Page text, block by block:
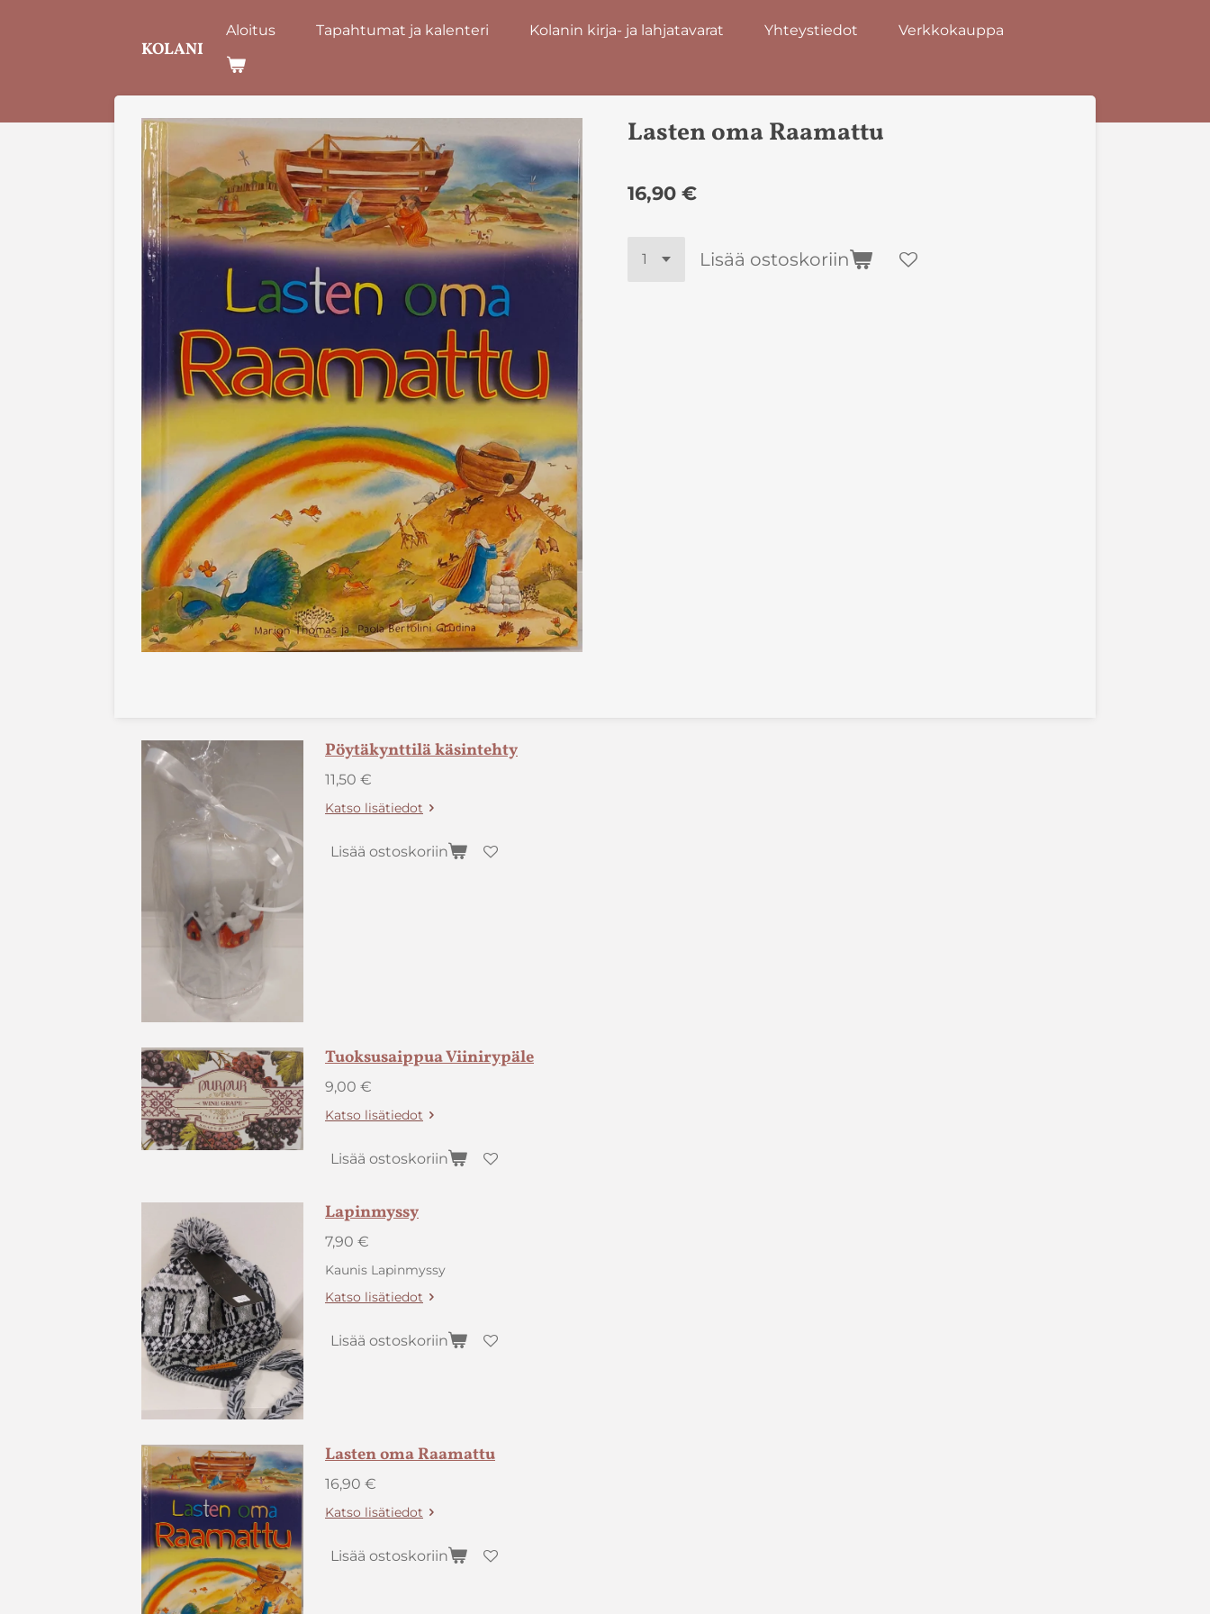
KOLANI
Aloitus Tapahtumat ja kalenteri Kolanin kirja- ja lahjatavarat Yhteystiedot Verkkokauppa
Lasten oma Raamattu
16,90 €
Lisää ostoskoriin
Pöytäkynttilä käsintehty
11,50 €
Katso lisätiedot
Lisää ostoskoriin
Tuoksusaippua Viinirypäle
9,00 €
Katso lisätiedot
Lisää ostoskoriin
Lapinmyssy
7,90 €
Kaunis Lapinmyssy
Katso lisätiedot
Lisää ostoskoriin
Lasten oma Raamattu
16,90 €
Katso lisätiedot
Lisää ostoskoriin